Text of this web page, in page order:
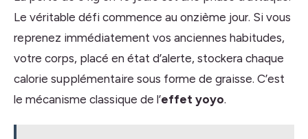
Le véritable défi commence au onzième jour. Si vous
reprenez immédiatement vos anciennes habitudes,
votre corps, placé en état d’alerte, stockera chaque
calorie supplémentaire sous forme de graisse. C’est
le mécanisme classique de l’effet yoyo.